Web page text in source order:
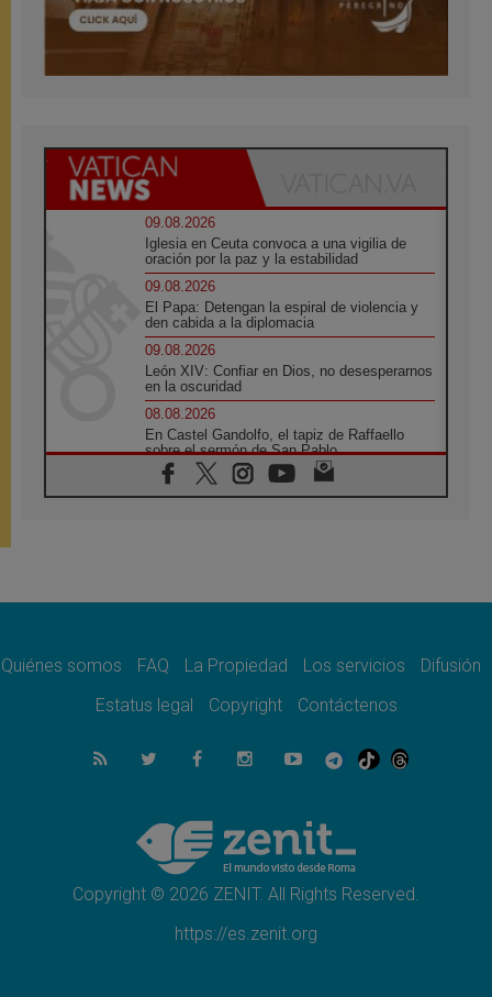
09.08.2026
Iglesia en Ceuta convoca a una vigilia de
oración por la paz y la estabilidad
09.08.2026
El Papa: Detengan la espiral de violencia y
den cabida a la diplomacia
09.08.2026
León XIV: Confiar en Dios, no desesperarnos
en la oscuridad
08.08.2026
En Castel Gandolfo, el tapiz de Raffaello
sobre el sermón de San Pablo
08.08.2026
En Colombia, «la paz no se compra con una
08.08.2026
08.08.2026
del Buen Consejo de Genazzano
Filipinas: el Vicariato Apostólico de Calapán
se convierte en diócesis
Honduras: Los desplazados invisibles de una
crisis olvidada
Quiénes somos FAQ La Propiedad Los servicios
Difusión
Estatus legal
Copyright Contáctenos
Copyright © 2026 ZENIT. All Rights Reserved.
https://es.zenit.org